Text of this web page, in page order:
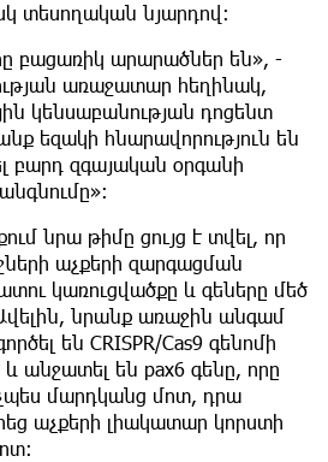
տեսողական նյարդով:
բացառիկ արարածներ են», -
առաջատար հեղինակ,
կենսաբանության դոցենտ
եզակի հնարավորություն են
բարդ զգայական օրգանի
նրա թիմը ցույց է տվել, որ
աչքերի զարգացման
կառուցվածքը և գեները մեծ
նրանք առաջին անգամ
են CRISPR/Cas9 գենոմի
անջատել են pax6 գենը, որը
մարդկանց մոտ, դրա
աչքերի լիակատար կորստի